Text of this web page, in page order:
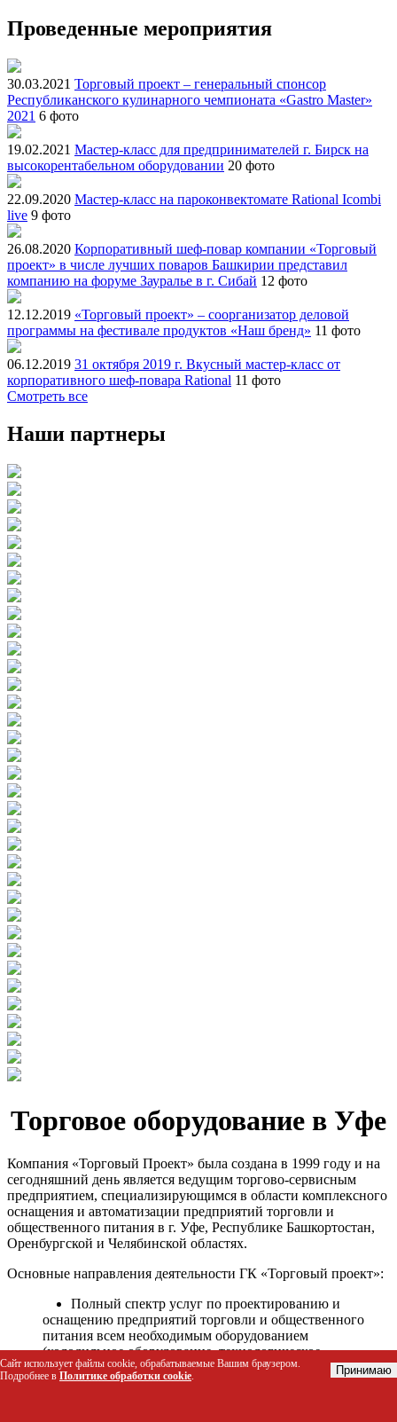
Проведенные мероприятия
30.03.2021 Торговый проект – генеральный спонсор
Республиканского кулинарного чемпионата «Gastro Master»
2021 6 фото
19.02.2021 Мастер-класс для предпринимателей г. Бирск на
высокорентабельном оборудовании 20 фото
22.09.2020 Мастер-класс на пароконвектомате Rational Icombi
live 9 фото
26.08.2020 Корпоративный шеф-повар компании «Торговый
проект» в числе лучших поваров Башкирии представил
компанию на форуме Зауралье в г. Сибай 12 фото
12.12.2019 «Торговый проект» – соорганизатор деловой
программы на фестивале продуктов «Наш бренд» 11 фото
06.12.2019 31 октября 2019 г. Вкусный мастер-класс от
корпоративного шеф-повара Rational 11 фото
Смотреть все
Наши партнеры
Торговое оборудование в Уфе
Компания «Торговый Проект» была создана в 1999 году и на
сегодняшний день является ведущим торгово-сервисным
предприятием, специализирующимся в области комплексного
оснащения и автоматизации предприятий торговли и
общественного питания в г. Уфе, Республике Башкортостан,
Оренбургской и Челябинской областях.
Основные направления деятельности ГК «Торговый проект»:
Полный спектр услуг по проектированию и
оснащению предприятий торговли и общественного
питания всем необходимым оборудованием
(холодильное оборудование, технологическое
оборудование, стеллажное оборудование и т.д.);
Автоматизация торговых процессов и внедрения
Сайт использует файлы cookie, обрабатываемые Вашим браузером.
Подробнее в Политике обработки cookie. Принимаю